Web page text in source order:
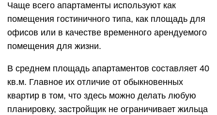
Чаще всего апартаменты используют как
помещения гостиничного типа, как площадь для
офисов или в качестве временного арендуемого
помещения для жизни.
В среднем площадь апартаментов составляет 40
кв.м. Главное их отличие от обыкновенных
квартир в том, что здесь можно делать любую
планировку, застройщик не ограничивает жильца